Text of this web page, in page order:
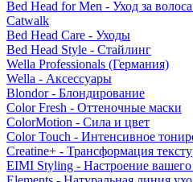
Bed Head for Men - Уход за
Catwalk
Bed Head Care - Уходы
Bed Head Style - Стайлинг
Wella Professionals (Германия)
Wella - Аксессуары
Blondor - Блондирование
Color Fresh - Оттеночные маски
ColorMotion - Сила и цвет
Color Touch - Интенсивное
Creatine+ - Трансформация
EIMI Styling - Настроение вашего